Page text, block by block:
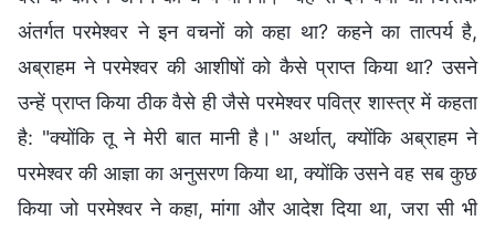
अंतर्गत परमेश्वर ने इन वचनों को कहा था? कहने का तात्पर्य है,
अब्राहम ने परमेश्वर की आशीषों को कैसे प्राप्त किया था? उसने
उन्हें प्राप्त किया ठीक वैसे ही जैसे परमेश्वर पवित्र शास्त्र में कहता
है: "क्योंकि तू ने मेरी बात मानी है।" अर्थात्, क्योंकि अब्राहम ने
परमेश्वर की आज्ञा का अनुसरण किया था, क्योंकि उसने वह सब कुछ
किया जो परमेश्वर ने कहा, मांगा और आदेश दिया था, जरा सी भी